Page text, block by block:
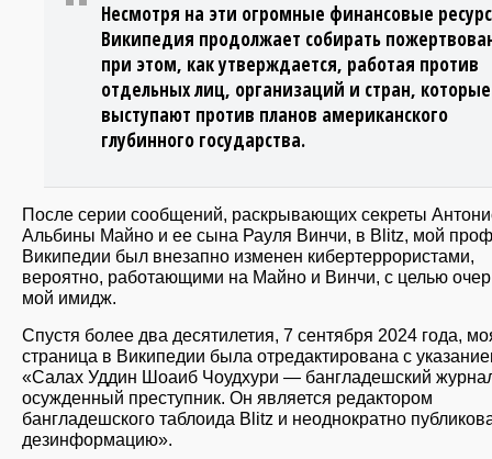
Несмотря на эти огромные финансовые
Википедия продолжает собирать
при этом, как утверждается, работая против
отдельных лиц, организаций и стран, которые
выступают против планов американского
глубинного государства.
После серии сообщений, раскрывающих секреты
Альбины Майно и ее сына Рауля Винчи, в Blitz, мой
Википедии был внезапно изменен кибертеррористами,
вероятно, работающими на Майно и Винчи, с целью
мой имидж.
Спустя более два десятилетия, 7 сентября 2024 года,
страница в Википедии была отредактирована с
«Салах Уддин Шоаиб Чоудхури — бангладешский
осужденный преступник. Он является редактором
бангладешского таблоида Blitz и неоднократно
дезинформацию».